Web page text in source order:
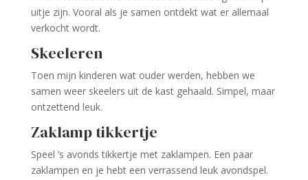
uitje zijn. Vooral als je samen ontdekt wat er allemaal
verkocht wordt.
Skeeleren
Toen mijn kinderen wat ouder werden, hebben we
samen weer skeelers uit de kast gehaald. Simpel, maar
ontzettend leuk.
Zaklamp tikkertje
Speel ’s avonds tikkertje met zaklampen. Een paar
zaklampen en je hebt een verrassend leuk avondspel.